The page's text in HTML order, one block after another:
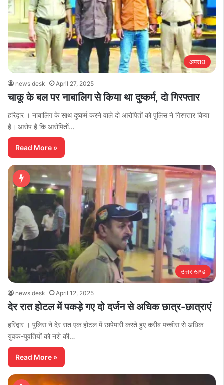
अपराध
news desk April 27, 2025
चाकू के बल पर नाबालिग से किया था दुष्कर्म, दो गिरफ्तार
हरिद्वार । नाबालिग के साथ दुष्कर्म करने वाले दो आरोपिताें को पुलिस ने गिरफ्तार किया
है। आरोप है कि आरोपिताें…
Read More »
उत्तराखण्ड
news desk April 12, 2025
देर रात होटल में पकड़े गए दो दर्जन से अधिक छात्र-छात्राएं
हरिद्वार । पुलिस ने देर रात एक होटल में छापेमारी करते हुए करीब पच्चीस से अधिक
युवक-युवतियों को नशे की…
Read More »